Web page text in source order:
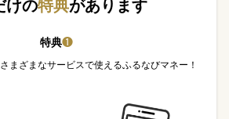
けの特典があります
特典❶
まざまなサービスで使えるふるなびマネー！